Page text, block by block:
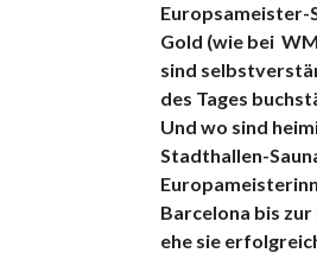
Europsameister-
Gold (wie bei
sind
des Tages
Und wo sind
Stadthallen-
Barcelona bis
ehe sie